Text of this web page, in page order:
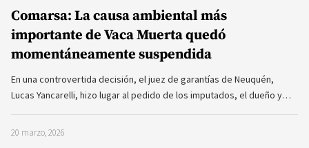
Comarsa: La causa ambiental más
importante de Vaca Muerta quedó
momentáneamente suspendida
En una controvertida decisión, el juez de garantías de Neuquén,
Lucas Yancarelli, hizo lugar al pedido de los imputados, el dueño y…
20 marzo, 2026